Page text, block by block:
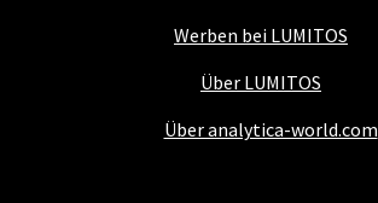
Werben bei LUMITOS
Über LUMITOS
Über analytica-world.com